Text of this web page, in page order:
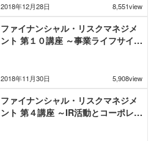
2018年12月28日 8,551view
2018年11月30日 5,908view
ファイナンシャル・リスクマネジメ
ント 第１０講座 ～事業ライフサイク
ファイナンシャル・リスクマネジメ
ント 第４講座 ～IR活動とコーポレー